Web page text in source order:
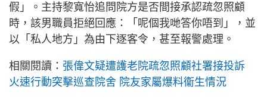
假」。主持黎寬怡追問院方是否間接承認疏忽照顧
時，該男職員拒絕回應：「呢個我哋答你唔到」，並
以「私人地方」為由下逐客令，甚至報警處理。
相關閱讀： 張偉文疑遭護老院疏忽照顧社署接投訴
火速行動突擊巡查院舍 院友家屬爆料衞生情況